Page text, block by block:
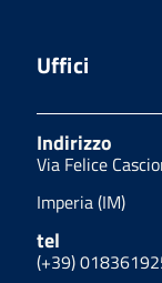
Uffici
Indirizzo
Via Felice
Imperia (IM)
tel
(+39)